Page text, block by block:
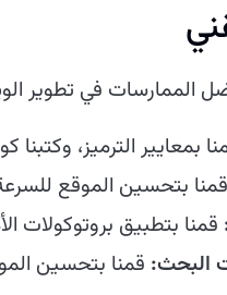
الممارسات في تطوير
بمعايير الترميز،
قمنا بتحسين الموقع
قمنا بتطبيق بروتوكولات
البحث: قمنا بتحسين